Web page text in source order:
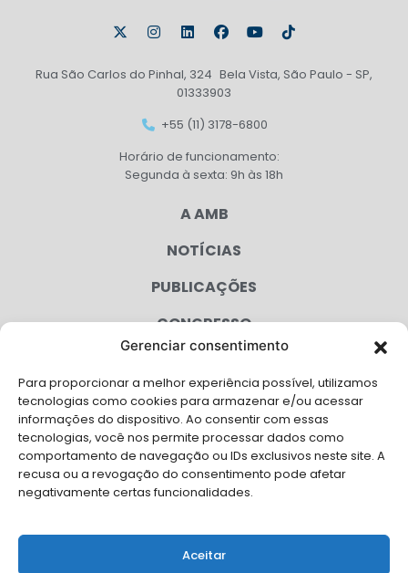
Gerenciar consentimento
Para proporcionar a melhor experiência possível, utilizamos
tecnologias como cookies para armazenar e/ou acessar
informações do dispositivo. Ao consentir com essas
tecnologias, você nos permite processar dados como
comportamento de navegação ou IDs exclusivos neste site. A
recusa ou a revogação do consentimento pode afetar
negativamente certas funcionalidades.
Aceitar
Rua São Carlos do Pinhal, 324 Bela Vista, São Paulo - SP,
01333903
+55 (11) 3178-6800
Horário de funcionamento:
Segunda à sexta: 9h às 18h
A AMB
NOTÍCIAS
PUBLICAÇÕES
CONGRESSO
CAMPANHAS
SERVIÇOS
FILIADAS
FALE CONOSCO